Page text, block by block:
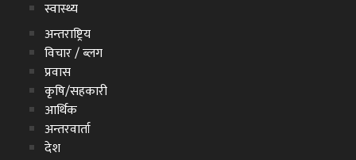
स्वास्थ्य
अन्तराष्ट्रिय
विचार / ब्लग
प्रवास
कृषि/सहकारी
आर्थिक
अन्तरवार्ता
देश